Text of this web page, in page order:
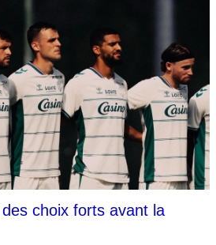
choix forts avant la